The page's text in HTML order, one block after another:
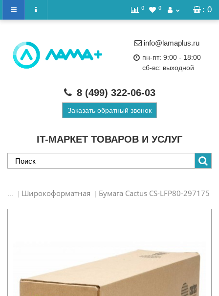
: 0
0 0
IT-МАРКЕТ ТОВАРОВ И УСЛУГ
info@lamaplus.ru
пн-пт: 9:00 - 18:00
сб-вс: выходной
8 (499) 322-06-03
Заказать обратный звонок
... Широкоформатная Бумага Cactus CS-LFP80-297175